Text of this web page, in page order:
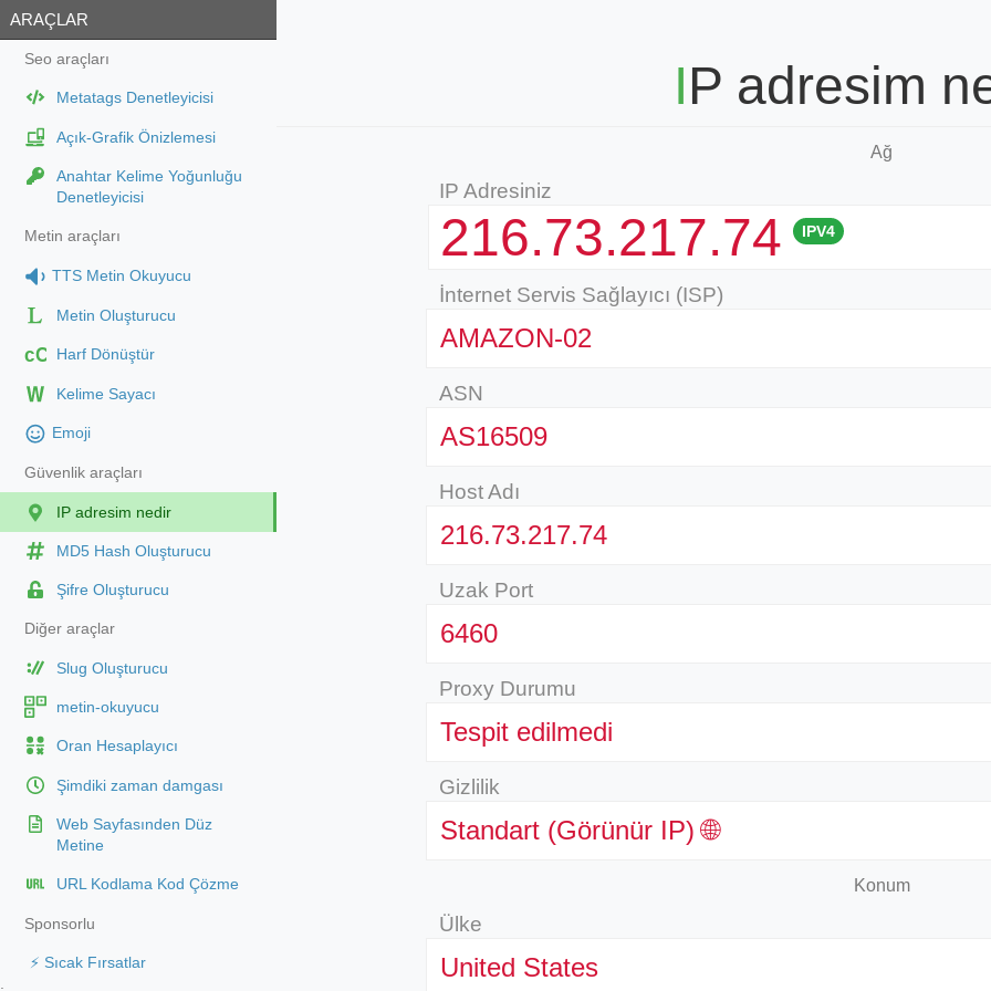
ARAÇLAR
Seo araçları
Metatags Denetleyicisi
Açık-Grafik Önizlemesi
Anahtar Kelime Yoğunluğu
Denetleyicisi
Metin araçları
TTS Metin Okuyucu
Metin Oluşturucu
cC Harf Dönüştür
Kelime Sayacı
Emoji
Güvenlik araçları
IP adresim nedir
MD5 Hash Oluşturucu
Şifre Oluşturucu
Diğer araçlar
Slug Oluşturucu
metin-okuyucu
Oran Hesaplayıcı
Şimdiki zaman damgası
Web Sayfasınden Düz
Metine
URL Kodlama Kod Çözme
Sponsorlu
⚡ Sıcak Fırsatlar
IP adresim
Ağ
IP Adresiniz
216.73.217.74 IPV4
İnternet Servis Sağlayıcı (ISP)
AMAZON-02
ASN
AS16509
Host Adı
216.73.217.74
Uzak Port
6460
Proxy Durumu
Tespit edilmedi
Gizlilik
Standart (Görünür IP) 🌐
Konum
Ülke
United States